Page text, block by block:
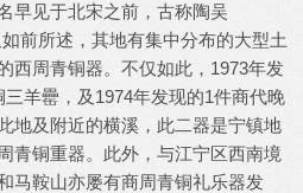
早见于北宋之前，古称陶吴
如前所述，其地有集中分布的大型土
西周青铜器。不仅如此，1973年发
羊罍，及1974年发现的1件商代晚
地及附近的横溪，此二器是宁镇地
青铜重器。此外，与江宁区西南境
马鞍山亦屡有商周青铜礼乐器发